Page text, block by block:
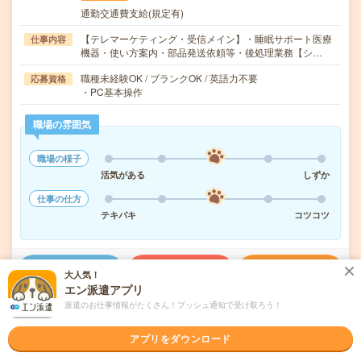
通勤交通費支給(規定有)
仕事内容
【テレマーケティング・受信メイン】・睡眠サポート医療
機器・使い方案内・部品発送依頼等・後処理業務【シ…
応募資格
職種未経験OK / ブランクOK / 英語力不要
・PC基本操作
職場の雰囲気
職場の様子
活気がある
しずか
仕事の仕方
テキパキ
コツコツ
気になる!
派遣会社 マンパワーグループ株式会社
大人気！
エン派遣アプリ
派遣のお仕事情報がたくさん！プッシュ通知で受け取ろう！
アプリをダウンロード